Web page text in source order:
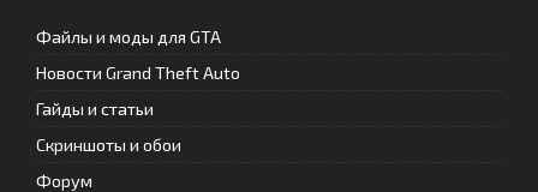
Файлы и моды для GTA
Новости Grand Theft Auto
Гайды и статьи
Скриншоты и обои
Форум